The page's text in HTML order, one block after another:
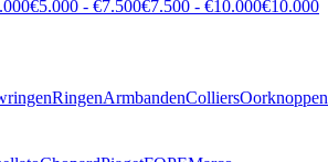
€5.000 - €7.500€7.500 - €10.000€10.000
RingenArmbandenColliersOorknoppen